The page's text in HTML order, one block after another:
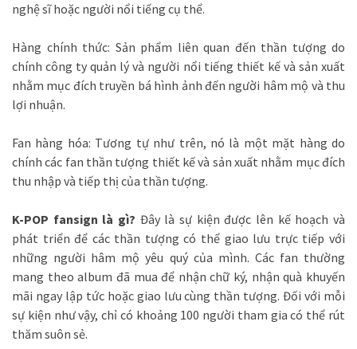
nghệ sĩ hoặc người nổi tiếng cụ thể.
Hàng chính thức: Sản phẩm liên quan đến thần tượng do
chính công ty quản lý và người nổi tiếng thiết kế và sản xuất
nhằm mục đích truyền bá hình ảnh đến người hâm mộ và thu
lợi nhuận.
Fan hàng hóa: Tương tự như trên, nó là một mặt hàng do
chính các fan thần tượng thiết kế và sản xuất nhằm mục đích
thu nhập và tiếp thị của thần tượng.
K-POP fansign là gì? Đây là sự kiện được lên kế hoạch và
phát triển để các thần tượng có thể giao lưu trực tiếp với
những người hâm mộ yêu quý của mình. Các fan thường
mang theo album đã mua để nhận chữ ký, nhận quà khuyến
mãi ngay lập tức hoặc giao lưu cùng thần tượng. Đối với mỗi
sự kiện như vậy, chỉ có khoảng 100 người tham gia có thể rút
thăm suôn sẻ.